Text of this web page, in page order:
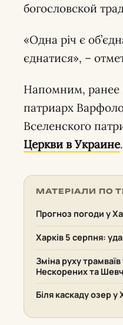
богословской
«Одна річ є
єднатися», –
Напомним, ранее
патриарх
Вселенского
Церкви в Украине.
МАТЕРІАЛИ ПО
Прогноз погоди у
Харків 5 серпня:
Зміна руху
Нескорених та
Біля каскаду озер